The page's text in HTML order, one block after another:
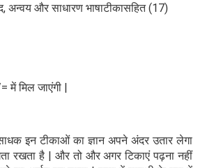
अन्वय और साधारण भाषाटीकासहित (17)
में मिल जाएंगी |
इन टीकाओं का ज्ञान अपने अंदर उतार लेगा
रखता है | और तो और अगर टिकाएं पढ़ना नहीं